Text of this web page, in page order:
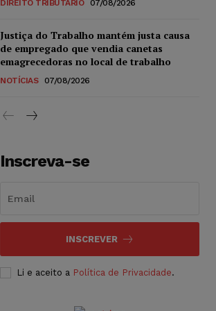
DIREITO TRIBUTÁRIO 07/08/2026
Justiça do Trabalho mantém justa causa
de empregado que vendia canetas
emagrecedoras no local de trabalho
NOTÍCIAS 07/08/2026
Inscreva-se
INSCREVER
Li e aceito a Política de Privacidade.